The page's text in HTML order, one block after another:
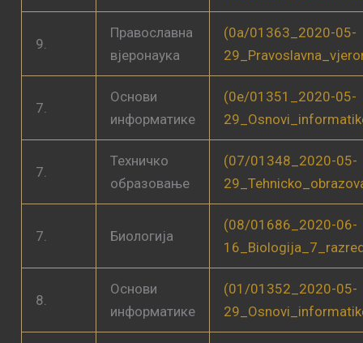
9.
Православна
вјеронаука
(0a/01363_2020-05-
7.
Основи
информатике
(0e/01351_2020-05-
7.
Техничко
образовање
(07/01348_2020-05-
7. Биологија
(08/01686_2020-06-
8.
Основи
информатике
(01/01352_2020-05-